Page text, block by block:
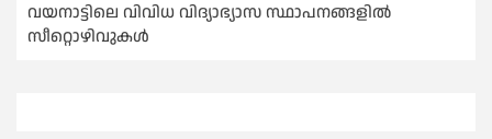
വയനാട്ടിലെ വിവിധ വിദ്യാഭ്യാസ സ്ഥാപനങ്ങളിൽ
സീറ്റൊഴിവുകൾ